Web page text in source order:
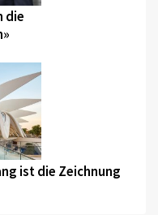
die
ist die Zeichnung